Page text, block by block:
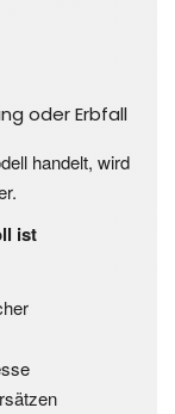
oder Erbfall
handelt, wird
ist